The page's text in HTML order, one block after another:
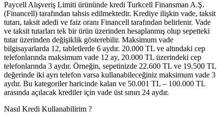
Paycell Alışveriş Limiti ürününde kredi Turkcell Finansman A.Ş.
(Financell) tarafından tahsis edilmektedir. Krediye ilişkin vade, taksit
tutarı, taksit adedi ve faiz oranı Financell tarafından belirlenir. Vade
ve taksit tutarları tek bir ürün üzerinden hesaplanmış olup sepetteki
tutar üzerinden değişiklik gösterebilir. Maksimum vade
bilgisayarlarda 12, tabletlerde 6 aydır. 20.000 TL ve altındaki cep
telefonlarında maksimum vade 12 ay, 20.000 TL üzerindeki cep
telefonlarında 3 aydır. Örneğin, sepetinizde 22.600 TL ve 19.500 TL
değerinde iki ayrı telefon varsa kullanabileceğiniz maksimum vade 3
aydır. Bu kategoriler haricinde kalan ve 50.001 TL – 100.000 TL
arasında açılacak krediler için vade üst sınırı 24 aydır.
Nasıl Kredi Kullanabilirim ?